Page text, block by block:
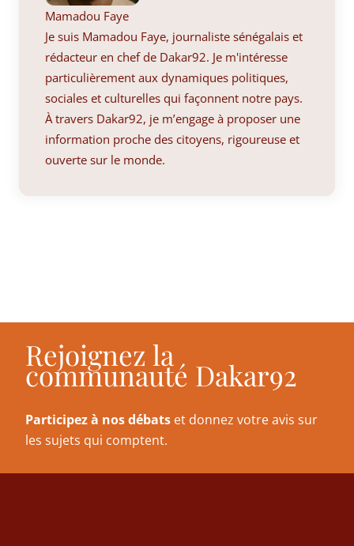
Mamadou Faye
Je suis Mamadou Faye, journaliste sénégalais et
rédacteur en chef de Dakar92. Je m'intéresse
particulièrement aux dynamiques politiques,
sociales et culturelles qui façonnent notre pays.
À travers Dakar92, je m’engage à proposer une
information proche des citoyens, rigoureuse et
ouverte sur le monde.
Rejoignez la
communauté Dakar92
Participez à nos débats et donnez votre avis sur
les sujets qui comptent.